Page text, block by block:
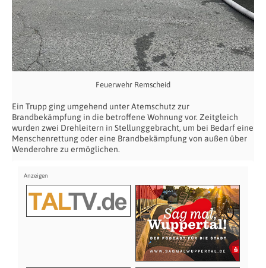
Feuerwehr Remscheid
Ein Trupp ging umgehend unter Atemschutz zur
Brandbekämpfung in die betroffene Wohnung vor. Zeitgleich
wurden zwei Drehleitern in Stellunggebracht, um bei Bedarf eine
Menschenrettung oder eine Brandbekämpfung von außen über
Wenderohre zu ermöglichen.